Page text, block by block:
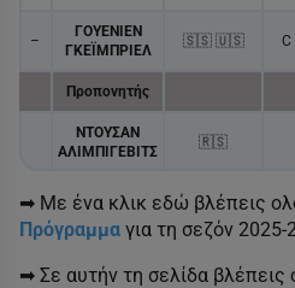
–
ΓΟΥΕΝΙΕΝ
ΓΚΕΪΜΠΡΙΕΛ
🇸🇸 🇺🇸 C
Προπονητής
ΝΤΟΥΣΑΝ
ΑΛΙΜΠΙΓΕΒΙΤΣ
🇷🇸
➡ Με ένα κλικ εδώ βλέπεις
Πρόγραμμα για τη σεζόν 2025-
➡ Σε αυτήν τη σελίδα βλέπεις